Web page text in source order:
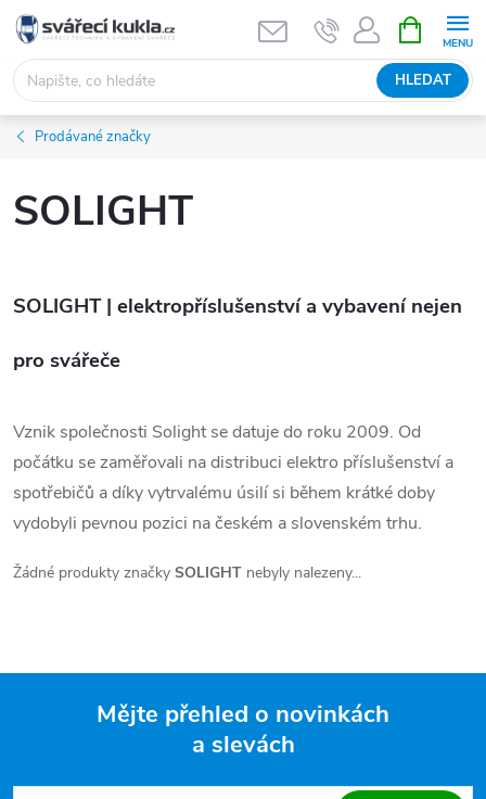
Přejít na obsah
HLEDAT
Prodávané značky
SOLIGHT
SOLIGHT | elektropříslušenství a vybavení nejen
pro svářeče
Vznik společnosti Solight se datuje do roku 2009. Od
počátku se zaměřovali na distribuci elektro příslušenství a
spotřebičů a díky vytrvalému úsilí si během krátké doby
vydobyli pevnou pozici na českém a slovenském trhu.
Žádné produkty značky SOLIGHT nebyly nalezeny...
Mějte přehled o novinkách
a slevách